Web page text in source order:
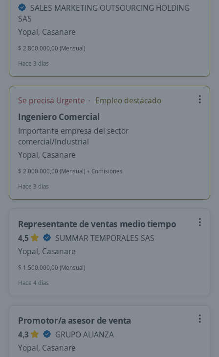
SALES MARKETING OUTSOURCING HOLDING
SAS
Yopal, Casanare
$ 2.800.000,00 (Mensual)
Hace 3 días
Se precisa Urgente Empleo destacado
Ingeniero Comercial
Importante empresa del sector
comercial/Industrial
Yopal, Casanare
$ 2.000.000,00 (Mensual) + Comisiones
Hace 3 días
Representante de ventas medio tiempo
4,5
SUMMAR TEMPORALES SAS
Yopal, Casanare
$ 1.500.000,00 (Mensual)
Hace 4 días
Promotor/a asesor de venta
4,3
GRUPO ALIANZA
Yopal, Casanare